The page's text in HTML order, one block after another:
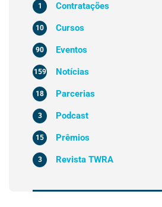
Contratações
1
Cursos
10
Eventos
90
Notícias
159
Parcerias
18
Podcast
3
Prêmios
15
Revista TWRA
3